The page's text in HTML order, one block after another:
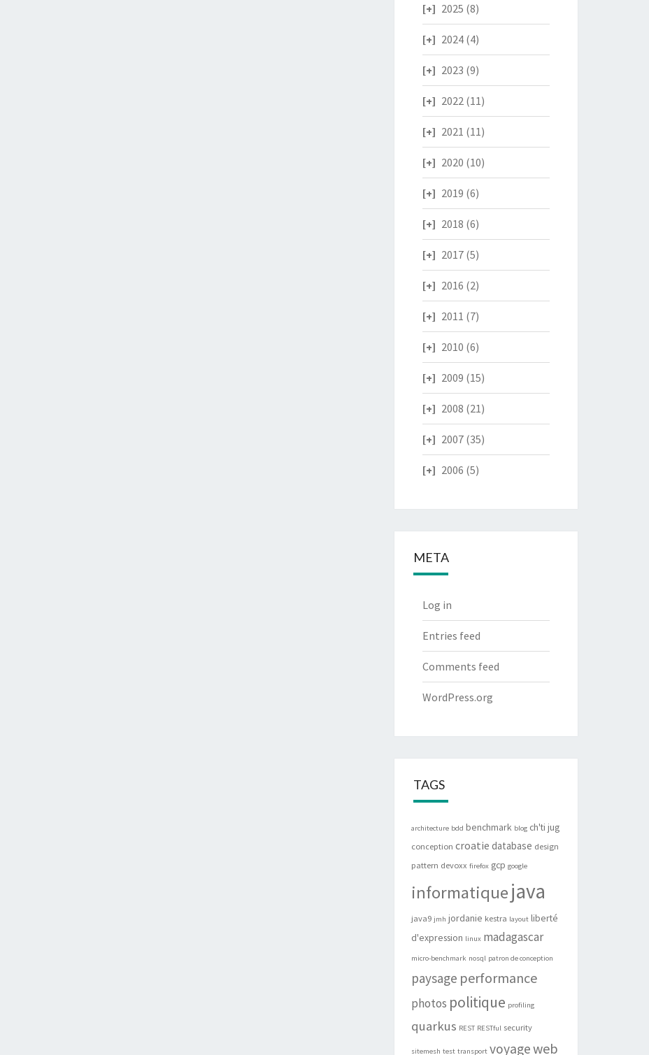
2025 (8)
2024(4)
2023 (9)
2022 (11)
2021 (11)
2020 (10)
2019 (6)
2018 (6)
2017(5)
2016 (2)
2011 (7)
2010 (6)
2009 (15)
2008 (21)
2007(35)
2006 (5)
META
Log in
Entries feed
Comments feed
WordPress.org
TAGS
architecture bdd benchmark blog ch'ti jug
conception croatie database design
pattern devoxx firefox gcp google
informatiquejava
java9 jmh jordanie kestra layout liberté
d'expression linux madagascar
micro-benchmark nosql patron de conception
paysage performance
photos politique profiling
quarkus REST RESTful security
sitemesh test transport voyageweb